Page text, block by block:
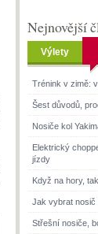
Nejnovější
Výlety
Trénink v zimě:
Šest důvodů,
Nosiče kol
Elektrický
jízdy
Když na hory,
Jak vybrat nosič
Střešní nosiče,